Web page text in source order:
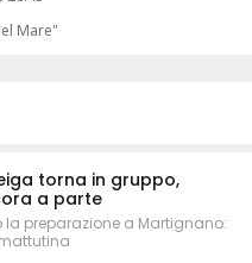
Mare"
torna in gruppo,
a parte
preparazione a Martignano: